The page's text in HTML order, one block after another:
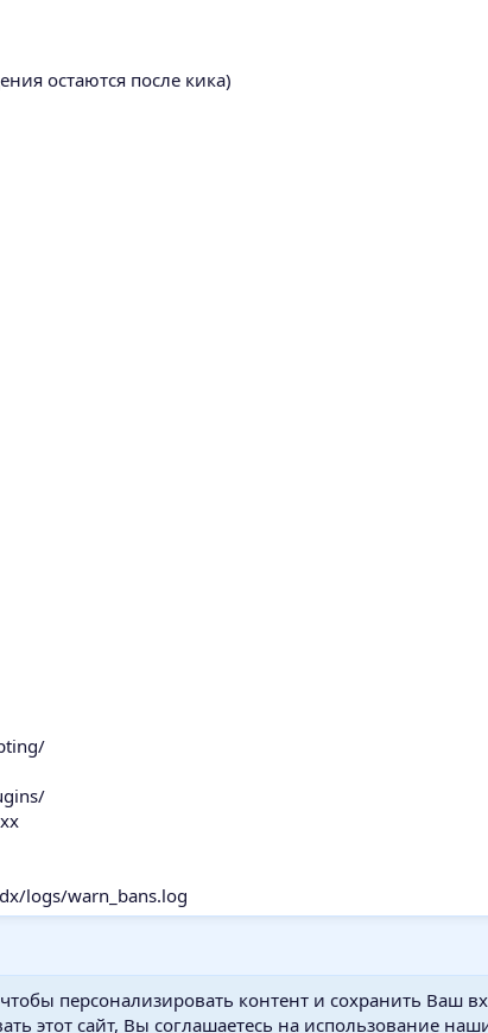
остаются после кика)
logs/warn_bans.log
персонализировать контент и сохранить Ваш
этот сайт, Вы соглашаетесь на использование